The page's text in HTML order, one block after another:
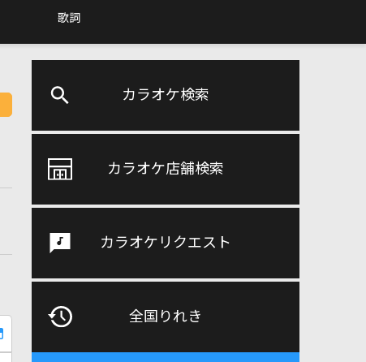
歌詞
カラオケ検索
カラオケ店舗検索
カラオケリクエスト
全国りれき